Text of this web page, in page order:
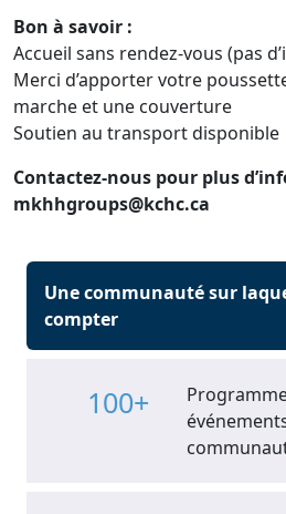
Bon à savoir :
Accueil sans rendez-vous (pas
Merci d’apporter votre
marche et une couverture
Soutien au transport disponible
Contactez-nous pour plus
mkhhgroups@kchc.ca
Une communauté sur
compter
100+